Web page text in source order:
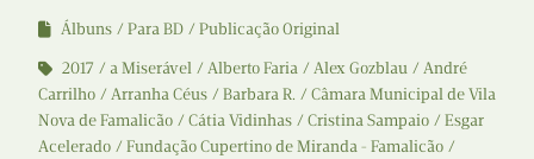
Álbuns Para BD
Publicação Original
2017
a Miserável Alberto Faria Alex Gozblau
André
Carrilho
Arranha Céus Barbara R.
Câmara Municipal de Vila
Nova de Famalicão
Cátia Vidinhas Cristina Sampaio
Esgar
Acelerado
Fundação Cupertino de Miranda - Famalicão